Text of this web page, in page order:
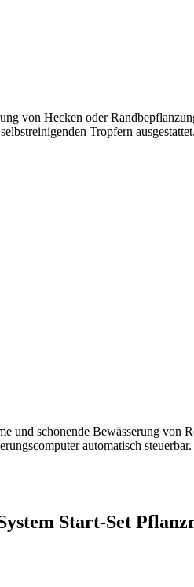
von Hecken oder
Tropfern
schonende Bewässerung von
automatisch steuerbar.
Start-Set